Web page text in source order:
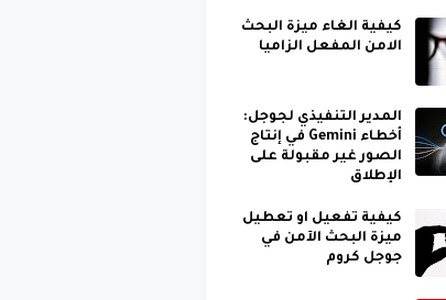
كيفية الغاء ميزة البحث
الامن المفعل الزاميا
المدير التنفيذي لجوجل:
أخطاء Gemini في إنتاج
الصور غير مقبولة على
الإطلاق
كيفية تفعيل او تعطيل
ميزة البحث الآمن في
جوجل كروم